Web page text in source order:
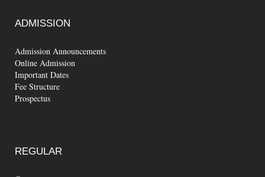
ADMISSION
Admission Announcements
Online Admission
Important Dates
Fee Structure
Prospectus
REGULAR